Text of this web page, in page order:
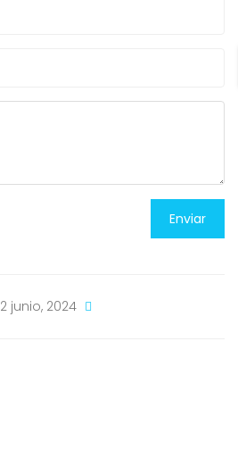
Enviar
2 junio, 2024